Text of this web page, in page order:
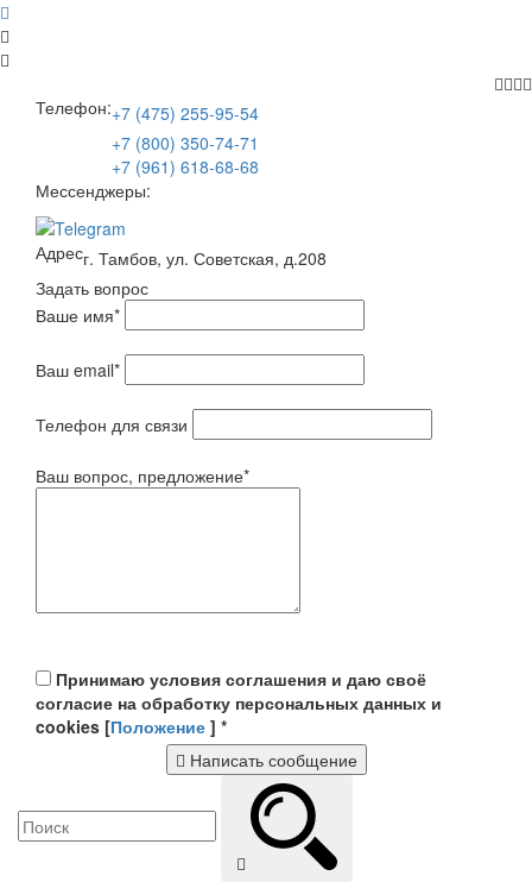
Телефон:+7 (475) 255-95-54
+7 (800) 350-74-71
+7 (961) 618-68-68
Мессенджеры:
Адресг. Тамбов, ул. Советская, д.208
Задать вопрос
Ваше имя*
Ваш email*
Телефон для связи
Ваш вопрос, предложение*
Принимаю условия соглашения и даю своё
согласие на обработку персональных данных и
cookies [Положение ] *
Написать сообщение